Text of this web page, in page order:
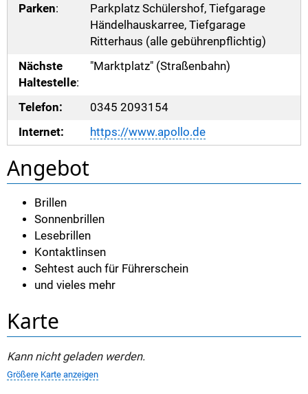
Parken:
Parkplatz Schülershof, Tiefgarage
Händelhauskarree, Tiefgarage
Ritterhaus (alle gebührenpflichtig)
Nächste
Haltestelle:
"Marktplatz" (Straßenbahn)
Telefon:
0345 2093154
Internet:
https://www.apollo.de
Angebot
Brillen
Sonnenbrillen
Lesebrillen
Kontaktlinsen
Sehtest auch für Führerschein
und vieles mehr
Karte
Kann nicht geladen werden.
Größere Karte anzeigen